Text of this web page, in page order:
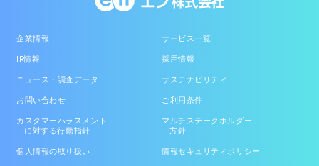
企業情報 サービス一覧
IR情報 採用情報
ニュース・調査データ サステナビリティ
お問い合わせ ご利用条件
カスタマーハラスメント
に対する行動指針
マルチステークホルダー
方針
個人情報の取り扱い 情報セキュリティポリシー